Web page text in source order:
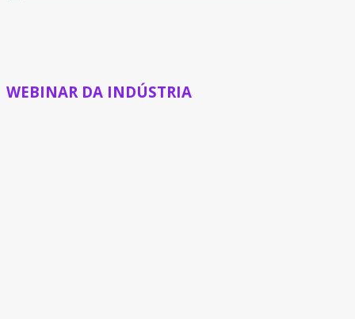
WEBINAR DA INDÚSTRIA